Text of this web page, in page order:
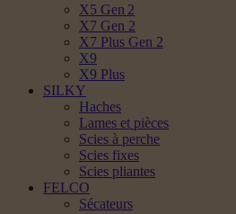
X5 Gen 2
X7 Gen 2
X7 Plus Gen 2
X9
X9 Plus
SILKY
Haches
Lames et pièces
Scies à perche
Scies fixes
Scies pliantes
FELCO
Sécateurs